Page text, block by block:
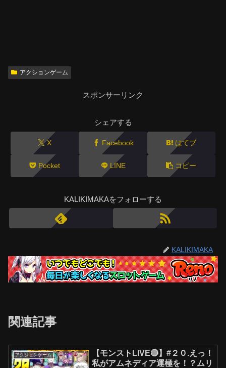
アクションゲーム
スポンサーリンク
シェアする
X Facebook はてブ
Pocket LINE コピー
KALIKIMAKAをフォローする
KALIKIMAKA
関連記事
アクションゲーム
【モンストLIVE🔴】#２０.えっ！
私がアムネディア運極を！？ムリ